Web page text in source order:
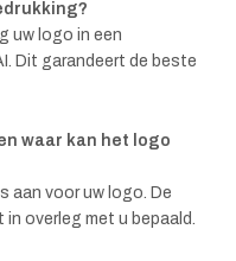
uw logo in een
Dit garandeert de beste
waar kan het logo
aan voor uw logo. De
overleg met u bepaald.